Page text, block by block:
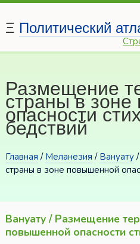
Ξ Политический
Размещение
страны в
опасности
бедствий
Главная / Меланезия / Вануату/
страны в зоне повышенной
Вануату / Размещение
повышенной опасности